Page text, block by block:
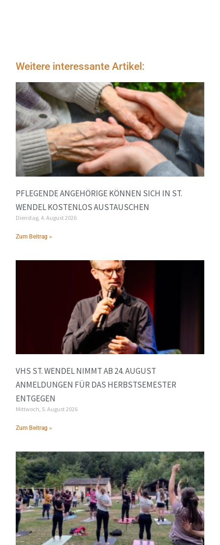
Weitere interessante Artikel:
PFLEGENDE ANGEHÖRIGE KÖNNEN SICH IN ST.
WENDEL KOSTENLOS AUSTAUSCHEN
Dienstag, 4. August 2026
Zum Beitrag »
VHS ST. WENDEL NIMMT AB 24. AUGUST
ANMELDUNGEN FÜR DAS HERBSTSEMESTER
ENTGEGEN
Mittwoch, 5. August 2026
Zum Beitrag »